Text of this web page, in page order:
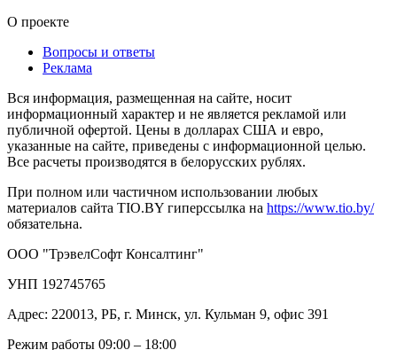
О проекте
Вопросы и ответы
Реклама
Вся информация, размещенная на сайте, носит
информационный характер и не является рекламой или
публичной офертой. Цены в долларах США и евро,
указанные на сайте, приведены с информационной целью.
Все расчеты производятся в белорусских рублях.
При полном или частичном использовании любых
материалов сайта TIO.BY гиперссылка на https://www.tio.by/
обязательна.
ООО "ТрэвелСофт Консалтинг"
УНП 192745765
Адрес: 220013, РБ, г. Минск, ул. Кульман 9, офис 391
Режим работы 09:00 – 18:00